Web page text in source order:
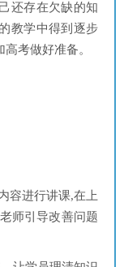
还存在欠缺的知
教学中得到逐步
考做好准备。
容进行讲课,在上
师引导改善问题